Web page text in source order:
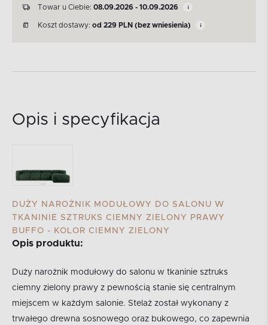
Towar u Ciebie: 08.09.2026 - 10.09.2026
Koszt dostawy: od 229 PLN (bez wniesienia)
Opis i specyfikacja
DUŻY NAROŻNIK MODUŁOWY DO SALONU W
TKANINIE SZTRUKS CIEMNY ZIELONY PRAWY
BUFFO - KOLOR CIEMNY ZIELONY
Opis produktu:
Duży narożnik modułowy do salonu w tkaninie sztruks
ciemny zielony prawy z pewnością stanie się centralnym
miejscem w każdym salonie. Stelaż został wykonany z
trwałego drewna sosnowego oraz bukowego, co zapewnia